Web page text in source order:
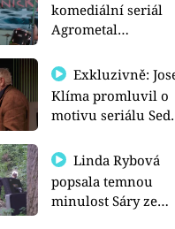
komediální seriál
Agrometal
prima+
Exkluzivně: Josef
Klíma promluvil o
motivu seriálu
Linda Rybová
popsala temnou
minulost Sáry ze